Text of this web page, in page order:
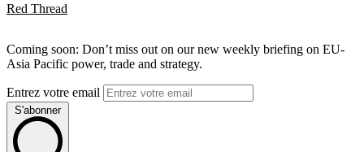
Red Thread
Coming soon: Don’t miss out on our new weekly briefing on EU-
Asia Pacific power, trade and strategy.
Entrez votre email
S'abonner